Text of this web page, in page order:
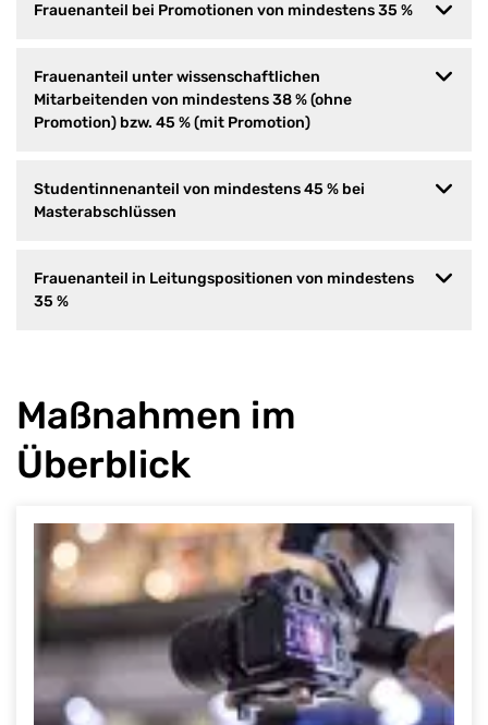
Frauenanteil bei Promotionen von mindestens 35 %
Frauenanteil unter wissenschaftlichen
Mitarbeitenden von mindestens 38 % (ohne
Promotion) bzw. 45 % (mit Promotion)
Studentinnenanteil von mindestens 45 % bei
Masterabschlüssen
Frauenanteil in Leitungspositionen von mindestens
35 %
Maßnahmen im
Überblick